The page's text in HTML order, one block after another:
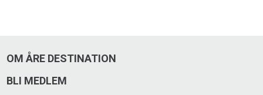
OM ÅRE DESTINATION
BLI MEDLEM